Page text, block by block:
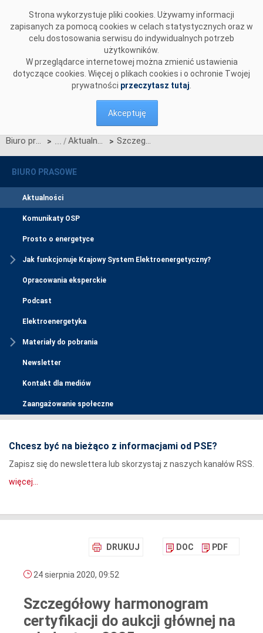
Strona wykorzystuje pliki cookies. Używamy informacji
zapisanych za pomocą cookies w celach statystycznych oraz w
celu dostosowania serwisu do indywidualnych potrzeb
użytkowników.
W przeglądarce internetowej można zmienić ustawienia
dotyczące cookies. Więcej o plikach cookies i o ochronie Twojej
prywatności przeczytasz tutaj
Akceptuję
Biuro prasowe > Aktualności > Szczegółowy harmonogram certyfikacji do aukcji głównej na rok dostaw 2025
BIURO PRASOWE
Aktualności
Komunikaty OSP
Prosto o energetyce
Jak funkcjonuje Krajowy System Elektroenergetyczny?
Opracowania eksperckie
Podcast
Elektroenergetyka
Materiały do pobrania
Newsletter
Kontakt dla mediów
Zaangażowanie społeczne
Chcesz być na bieżąco z informacjami od PSE?
Zapisz się do newslettera lub skorzystaj z naszych kanałów RSS.
więcej...
DRUKUJ DOC PDF
24 sierpnia 2020, 09:52
Szczegółowy harmonogram
certyfikacji do aukcji głównej na